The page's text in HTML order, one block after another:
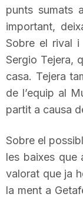
g
o
a
punts sumats
important,
Sobre el rival
Sergio Tejera,
casa. Tejera
de l’equip al
partit a causa
Sobre el
les baixes que
valorat que ja
la ment a